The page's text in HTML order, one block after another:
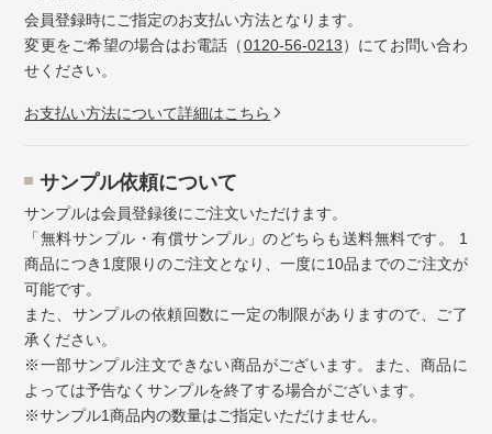
会員登録時にご指定のお支払い方法となります。
変更をご希望の場合はお電話（0120-56-0213）にてお問い合わ
せください。
お⽀払い⽅法について詳細はこちら
サンプル依頼について
サンプルは会員登録後にご注文いただけます。
「無料サンプル・有償サンプル」のどちらも送料無料です。 1
商品につき1度限りのご注文となり、一度に10品までのご注文が
可能です。
また、サンプルの依頼回数に一定の制限がありますので、ご了
承ください。
※一部サンプル注文できない商品がございます。また、商品に
よっては予告なくサンプルを終了する場合がございます。
※サンプル1商品内の数量はご指定いただけません。